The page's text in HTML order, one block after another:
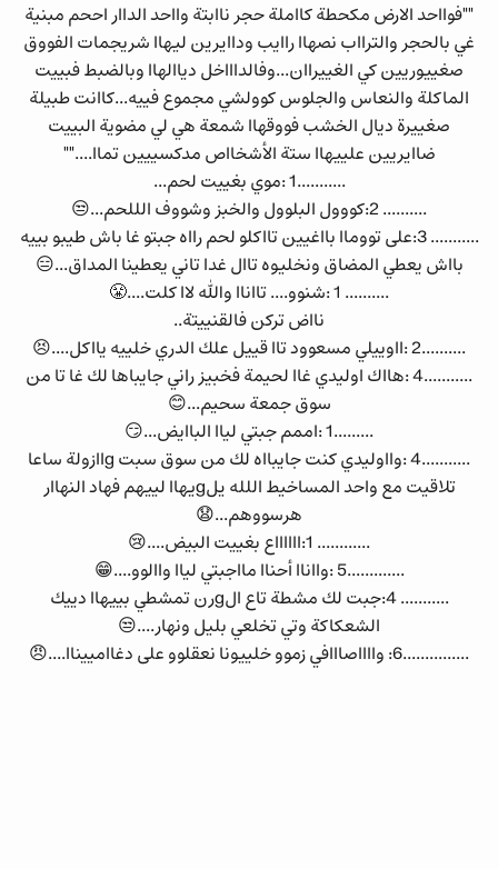
""فوااحد الارض مكحطة كااملة حجر ناابتة وااحد الداار اححم مبنية
غي بالحجر والترااب نصهاا راايب وداايرين ليهاا شريجمات الفووق
صغييوريين كي الغييراان...وفالداااخل دياالهاا وبالضبط فبييت
الماكلة والنعاس والجلوس كوولشي مجموع فييه...كاانت طبيلة
صغييرة ديال الخشب فووقهاا شمعة هي لي مضوية البييت
ضاايريين علييهاا ستة الأشخااص مدكسييين تماا....""
...........1 :موي بغييت لحم...
.......... 2:كووول البلوول والخبز وشووف الللحم...😒
........... 3:على تووماا بااغيين تااكلو لحم رااه جبتو غا باش طيبو بييه
بااش يعطي المضاق ونخليوه تاال غدا تاني يعطينا المداق...😑
.......... 1 :شنوو.... تااناا والله لاا كلت....😤
نااض تركن فالقنييتة..
..........2 :ااوييلي مسعوود تاا قييل علك الدري خلييه يااكل....😣
...........4 :هااك اوليدي غاا لحيمة فخبيز راني جايباها لك غا تا من
سوق جمعة سحيم...😊
.........1 :اممم جبتي لياا الباايض...😏
...........4 :وااوليدي كنت جايبااه لك من سوق سبت gاازولة ساعا
تلاقيت مع واحد المساخيط اللله يلgيهاا لييهم فهاد النهاار
هرسووهم...😧
............ 1:ااااااع بغييت البيض....😢
.............5 :وااناا أحناا مااجبتي لياا واالوو....😁
........... 4:جبت لك مشطة تاع الgرن تمشطي بييهاا دييك
الشعكاكة وتي تخلعي بليل ونهار....😒
...............6: وااااصااافي زموو خلييونا نعقلوو على دغاامييناا....😠